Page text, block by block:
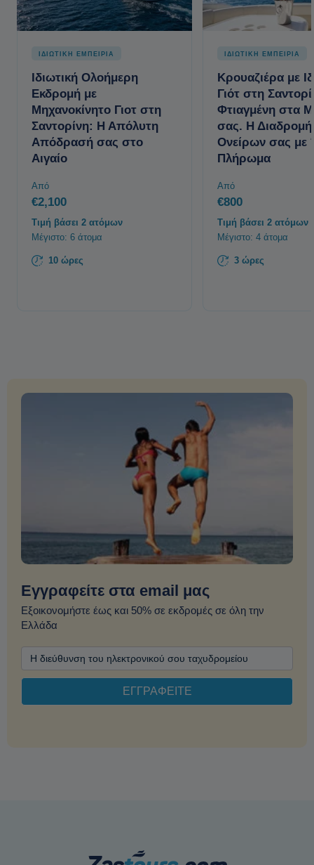
ΙΔΙΩΤΙΚΗ ΕΜΠΕΙΡΙΑ
Ιδιωτική Ολοήμερη
Εκδρομή με
Μηχανοκίνητο Γιοτ στη
Σαντορίνη: Η Απόλυτη
Απόδρασή σας στο
Αιγαίο
Από
€2,100
Τιμή βάσει 2 ατόμων
Μέγιστο: 6 άτομα
10 ώρες
ΙΔΙΩΤΙΚΗ ΕΜΠΕΙΡΙΑ
Κρουαζιέρα με
Γιότ στη
Φτιαγμένη στα
σας. Η
Ονείρων σας με
Πλήρωμα
Από
€800
Τιμή βάσει 2 ατόμων
Μέγιστο: 4 άτομα
3 ώρες
Εγγραφείτε στα email μας
Εξοικονομήστε έως και 50% σε εκδρομές σε όλη την
Ελλάδα